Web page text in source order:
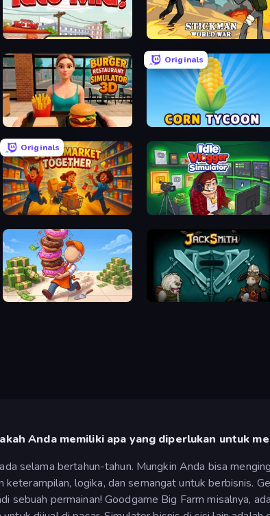
Papa's Taco Mia Stickman World War
Originals
Corn Tycoon
Originals
Supermarket Together Idle Vlogger Simulator
Donut Place Jacksmith
Anda memiliki apa yang diperlukan untuk
selama bertahun-tahun. Mungkin Anda bisa
keterampilan, logika, dan semangat untuk berbisnis.
sebuah permainan! Goodgame Big Farm misalnya,